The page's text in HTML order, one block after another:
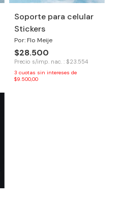
Soporte para celular
Stickers
Por: Flo Meije
$28.500
Precio s/imp. nac. : $23.554
3 cuotas sin intereses de
$9.500,00